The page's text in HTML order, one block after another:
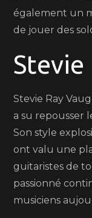
également un
de jouer des
Stevie
Stevie Ray
a su repousser
Son style
ont valu une
guitaristes de
passionné
musiciens